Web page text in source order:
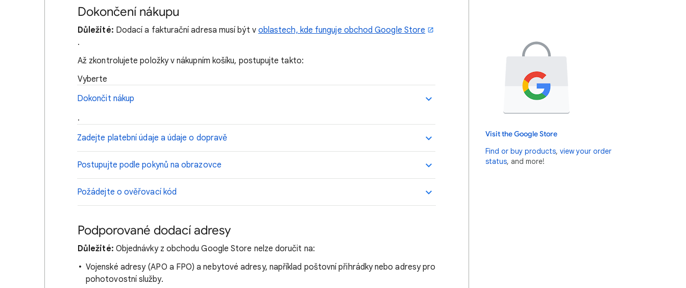
Dokončení nákupu
Důležité: Dodací a fakturační adresa musí být v oblastech, kde funguje obchod Google Store
.
Až zkontrolujete položky v nákupním košíku, postupujte takto:
Vyberte
Dokončit nákup
.
Zadejte platební údaje a údaje o dopravě
Postupujte podle pokynů na obrazovce
Požádejte o ověřovací kód
Podporované dodací adresy
Důležité: Objednávky z obchodu Google Store nelze doručit na:
Vojenské adresy (APO a FPO) a nebytové adresy, například poštovní přihrádky nebo adresy pro
pohotovostní služby.
Visit the Google Store
Find or buy products, view your order
status, and more!